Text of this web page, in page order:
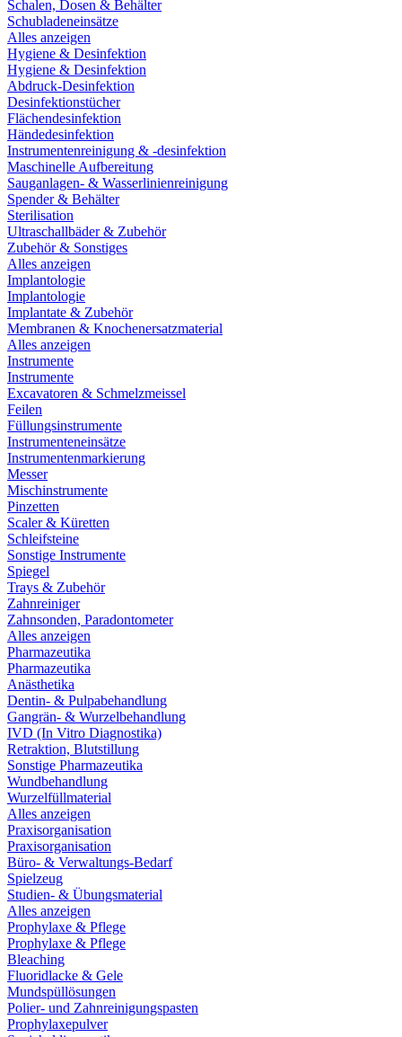
Schalen, Dosen & Behälter
Schubladeneinsätze
Alles anzeigen
Hygiene & Desinfektion
Hygiene & Desinfektion
Abdruck-Desinfektion
Desinfektionstücher
Flächendesinfektion
Händedesinfektion
Instrumentenreinigung & -desinfektion
Maschinelle Aufbereitung
Sauganlagen- & Wasserlinienreinigung
Spender & Behälter
Sterilisation
Ultraschallbäder & Zubehör
Zubehör & Sonstiges
Alles anzeigen
Implantologie
Implantologie
Implantate & Zubehör
Membranen & Knochenersatzmaterial
Alles anzeigen
Instrumente
Instrumente
Excavatoren & Schmelzmeissel
Feilen
Füllungsinstrumente
Instrumenteneinsätze
Instrumentenmarkierung
Messer
Mischinstrumente
Pinzetten
Scaler & Küretten
Schleifsteine
Sonstige Instrumente
Spiegel
Trays & Zubehör
Zahnreiniger
Zahnsonden, Paradontometer
Alles anzeigen
Pharmazeutika
Pharmazeutika
Anästhetika
Dentin- & Pulpabehandlung
Gangrän- & Wurzelbehandlung
IVD (In Vitro Diagnostika)
Retraktion, Blutstillung
Sonstige Pharmazeutika
Wundbehandlung
Wurzelfüllmaterial
Alles anzeigen
Praxisorganisation
Praxisorganisation
Büro- & Verwaltungs-Bedarf
Spielzeug
Studien- & Übungsmaterial
Alles anzeigen
Prophylaxe & Pflege
Prophylaxe & Pflege
Bleaching
Fluoridlacke & Gele
Mundspüllösungen
Polier- und Zahnreinigungspasten
Prophylaxepulver